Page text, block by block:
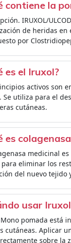
contiene la
IRUXOL/
de heridas en
por
es el Iruxol?
activos son
Se utiliza para el
cutáneas.
es
medicinal
eliminar los
del nuevo tejido
usar
pomada está
cutáneas. Aplicar
sobre la